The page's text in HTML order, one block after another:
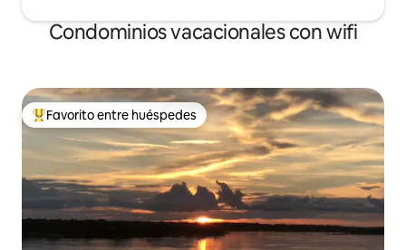
Condominios vacacionales con wifi
Favorito entre huéspedes preferido
Favorito entre huéspedes